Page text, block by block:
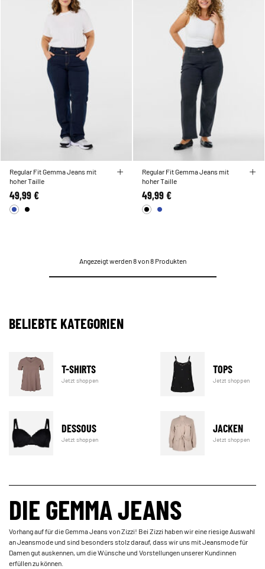
Regular Fit Gemma Jeans mit
hoher Taille
49,99 €
Regular Fit Gemma Jeans mit
hoher Taille
49,99 €
Angezeigt werden 8 von 8 Produkten
BELIEBTE KATEGORIEN
T-SHIRTS
Jetzt shoppen
TOPS
Jetzt shoppen
DESSOUS
Jetzt shoppen
JACKEN
Jetzt shoppen
DIE GEMMA JEANS
Vorhang auf für die Gemma Jeans von Zizzi! Bei Zizzi haben wir eine riesige Auswahl
an Jeansmode und sind besonders stolz darauf, dass wir uns mit Jeansmode für
Damen gut auskennen, um die Wünsche und Vorstellungen unserer Kundinnen
erfüllen zu können.